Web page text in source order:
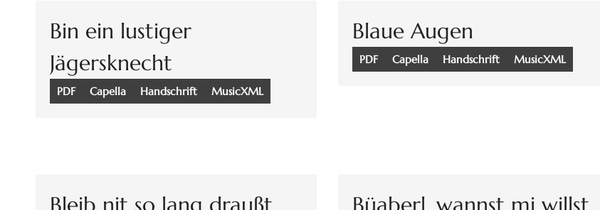
Bin ein lustiger
Jägersknecht
PDF Capella Handschrift MusicXML
Blaue Augen
PDF Capella Handschrift MusicXML